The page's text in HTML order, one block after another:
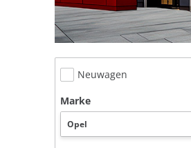
Neuwagen
Marke